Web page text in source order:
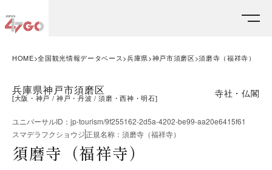
HOME 全国観光情報データベース 兵庫県 神戸市須磨区 須磨寺（福祥寺）
兵庫県神戸市須磨区
[大阪・神戸 神戸・丹波 須磨・西神・明石] 寺社・仏閣
ユニバーサルID ： jp-tourism/9f255162-2d5a-4202-be99-aa20e6415f61
スマデラフクショウジ正規名称 ： 須磨寺（福祥寺）
須磨寺（福祥寺）